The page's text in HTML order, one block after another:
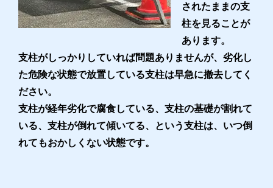
されたままの支
柱を見ることが
あります。
支柱がしっかりしていれば問題ありませんが、劣化し
た危険な状態で放置している支柱は早急に撤去してく
ださい。
支柱が経年劣化で腐食している、支柱の基礎が割れて
いる、支柱が倒れて傾いてる、という支柱は、いつ倒
れてもおかしくない状態です。